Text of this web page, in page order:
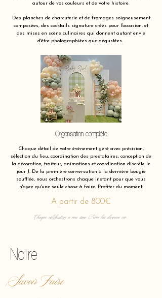
autour de vos couleurs et de votre histoire.
Des planches de charcuterie et de fromages soigneusement
composées, des cocktails signature créés pour l'occasion, et
des mises en scène culinaires qui donnent autant envie
d'être photographiées que dégustées.
Organisation complète
Chaque détail de votre événement géré avec précision,
sélection du lieu, coordination des prestataires, conception de
la décoration, traiteur, animations et coordination discrète le
jour J. De la première conversation à la dernière bougie
soufflée, nous orchestrons chaque instant pour que vous
n'ayez qu'une seule chose à faire. Profiter du moment.
A partir de 800€
Chaque célébration a une âme. Nous lui donnons vie.
Notre
Savoir Faire